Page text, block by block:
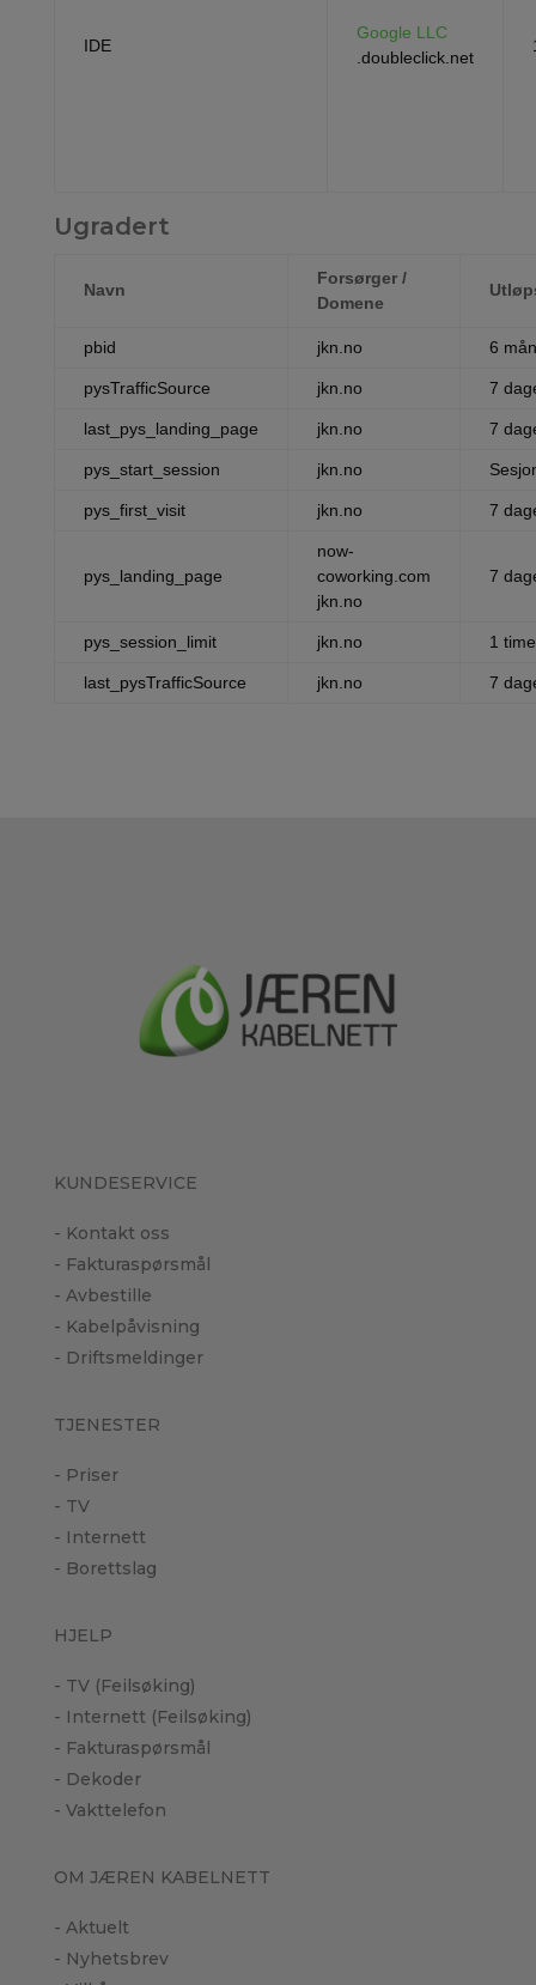
IDE
Google LLC
.doubleclick.net
Ugradert
Navn
Forsørger /
Domene
pbid jkn.no 6
pysTrafficSource jkn.no 7
last_pys_landing_page jkn.no 7
pys_start_session jkn.no
pys_first_visit jkn.no 7
pys_landing_page
now-
coworking.com
jkn.no
7
pys_session_limit jkn.no 1 time
last_pysTrafficSource jkn.no 7
KUNDESERVICE
- Kontakt oss
- Fakturaspørsmål
- Avbestille
- Kabelpåvisning
- Driftsmeldinger
TJENESTER
- Priser
- TV
- Internett
- Borettslag
HJELP
- TV (Feilsøking)
- Internett (Feilsøking)
- Fakturaspørsmål
- Dekoder
- Vakttelefon
OM JÆREN KABELNETT
- Aktuelt
- Nyhetsbrev